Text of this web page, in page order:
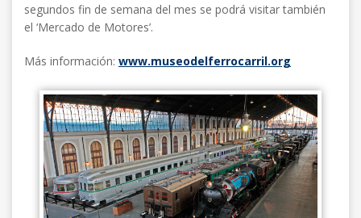
segundos fin de semana del mes se podrá visitar también
el ‘Mercado de Motores’.
Más información: www.museodelferrocarril.org